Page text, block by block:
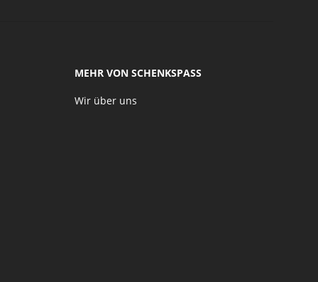
MEHR VON SCHENKSPASS
Wir über uns